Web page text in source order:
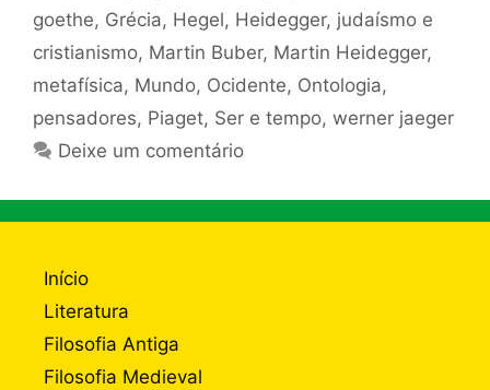
goethe, Grécia, Hegel, Heidegger, judaísmo e
cristianismo, Martin Buber, Martin Heidegger,
metafísica, Mundo, Ocidente, Ontologia,
pensadores, Piaget, Ser e tempo, werner jaeger
Deixe um comentário
Início
Literatura
Filosofia Antiga
Filosofia Medieval